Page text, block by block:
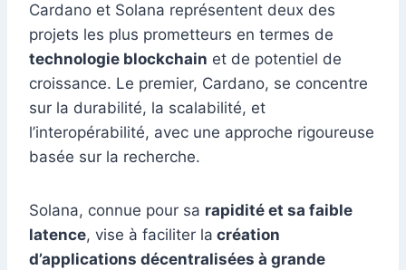
Cardano et Solana représentent deux des
projets les plus prometteurs en termes de
technologie blockchain et de potentiel de
croissance. Le premier, Cardano, se concentre
sur la durabilité, la scalabilité, et
l’interopérabilité, avec une approche rigoureuse
basée sur la recherche.
Solana, connue pour sa rapidité et sa faible
latence, vise à faciliter la création
d’applications décentralisées à grande